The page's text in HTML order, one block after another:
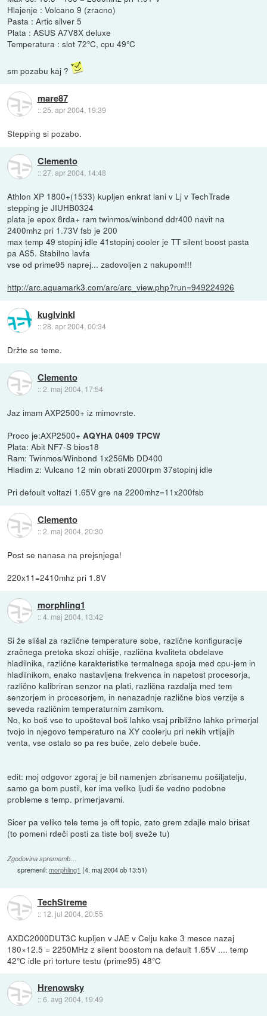
Hlajenje : Volcano 9 (zracno)
Pasta : Artic silver 5
Plata : ASUS A7V8X deluxe
Temperatura : slot 72°C, cpu 49°C
sm pozabu kaj ?
mare87
::25. apr 2004, 19:39
Stepping si pozabo.
Clemento
::27. apr 2004, 14:48
Athlon XP 1800+(1533) kupljen enkrat lani v Lj v TechTrade
stepping je JIUHB0324
plata je epox 8rda+ ram twinmos/winbond ddr400 navit na
2400mhz pri 1.73V fsb je 200
max temp 49 stopinj idle 41stopinj cooler je TT silent boost pasta
pa AS5. Stabilno lavfa
vse od prime95 naprej... zadovoljen z nakupom!!!
http://arc.aquamark3.com/arc/arc_view.php?run=949224926
kuglvinkl
::28. apr 2004, 00:34
Držte se teme.
Clemento
::2. maj 2004, 17:54
Jaz imam AXP2500+ iz mimovrste.
Proco je:AXP2500+AQYHA 0409 TPCW
Plata: Abit NF7-S bios18
Ram: Twinmos/Winbond 1x256Mb DD400
Hladim z: Vulcano 12 min obrati 2000rpm 37stopinj idle
Pri defoult voltazi 1.65V gre na 2200mhz=11x200fsb
Clemento
::2. maj 2004, 20:30
Post se nanasa na prejsnjega!
220x11=2410mhz pri 1.8V
morphling1
::4. maj 2004, 13:42
Si že slišal za različne temperature sobe, različne konfiguracije
zračnega pretoka skozi ohišje, različna kvaliteta obdelave
hladilnika, različne karakteristike termalnega spoja med cpu-jem in
hladilnikom, enako nastavljena frekvenca in napetost procesorja,
različno kalibriran senzor na plati, različna razdalja med tem
senzorjem in procesorjem, in nenazadnje različne bios verzije s
seveda različnim temperaturnim zamikom.
No, ko boš vse to upošteval boš lahko vsaj približno lahko primerjal
tvojo in njegovo temperaturo na XY coolerju pri nekih vrtljajih
venta, vse ostalo so pa res buče, zelo debele buče.
edit: moj odgovor zgoraj je bil namenjen zbrisanemu pošiljatelju,
samo ga bom pustil, ker ima veliko ljudi še vedno podobne
probleme s temp. primerjavami.
Sicer pa veliko tele teme je off topic, zato grem zdajle malo brisat
(to pomeni rdeči posti za tiste bolj sveže tu)
Zgodovina sprememb…
spremenil:morphling1 (4. maj 2004 ob 13:51)
TechStreme
:: 12. jul 2004, 20:55
AXDC2000DUT3C kupljen v JAE v Celju kake 3 mesce nazaj
180×12.5 = 2250MHz z silent boostom na default 1.65V .... temp
42°C idle pri torture testu (prime95) 48°C
Hrenowsky
::6. avg 2004, 19:49